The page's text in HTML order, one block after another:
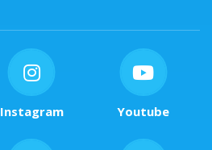
Instagram Youtube